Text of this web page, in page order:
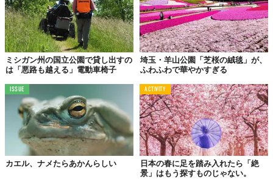
ハイキング、キャンプ、釣りなど、アクティブに体を動かしたい
人はもちろん、ドライブルートとして有名な大菩薩峠もあるの
で、クルマでの旅が好きな人にもおすすめです。
※広域に渡るため、地図上では「秩父多摩国立公園 管理事務所」が表示されています
ミシガン州の国立公園で貸し出すの
は「悪路も越える」電動車椅子
埼玉・羊山公園「芝桜の絨毯」が、
ふわふわで華やかすぎる
ISSUE
カエル、ナメたらあかんらしい
ACTIVITY
日本の春に足を踏み入れたら「絶
景」はもう探すものじゃない。